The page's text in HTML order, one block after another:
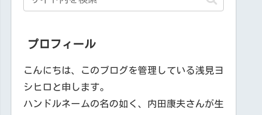
プロフィール
こんにちは、このブログを管理している浅見ヨ
シヒロと申します。
ハンドルネームの名の如く、内田康夫さんが生